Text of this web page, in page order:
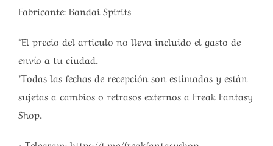
Fabricante: Bandai Spirits
*El precio del articulo no lleva incluido el gasto de
envío a tu ciudad.
*Todas las fechas de recepción son estimadas y están
sujetas a cambios o retrasos externos a Freak Fantasy
Shop.